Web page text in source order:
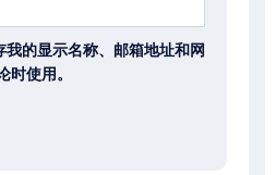
我的显示名称、邮箱地址和网
时使用。